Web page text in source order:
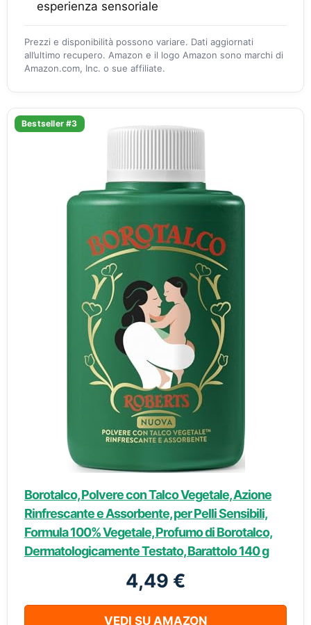
esperienza sensoriale
Prezzi e disponibilità possono variare. Dati aggiornati
all’ultimo recupero. Amazon e il logo Amazon sono marchi di
Amazon.com, Inc. o sue affiliate.
Bestseller #3
Borotalco, Polvere con Talco Vegetale, Azione
Rinfrescante e Assorbente, per Pelli Sensibili,
Formula 100% Vegetale, Profumo di Borotalco,
Dermatologicamente Testato, Barattolo 140 g
4,49 €
VEDI SU AMAZON